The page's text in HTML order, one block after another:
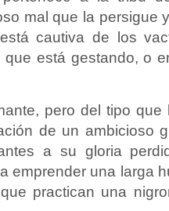
mal que la persigue
cautiva de los
está gestando, o
pero del tipo que
de un ambicioso
a su gloria
emprender una larga
practican una